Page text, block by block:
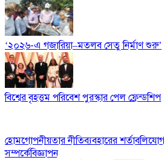
‘২০২৬-এ গজারিয়া–মতলব সেতু নির্মাণ শুরু’
বিশ্বের বৃহত্তম পরিবেশ পুরস্কার পেল ফ্রেন্ডশিপ
হোমগোপনীয়তার নীতিব্যবহারের শর্তাবলি
সম্পর্কেবিজ্ঞাপন